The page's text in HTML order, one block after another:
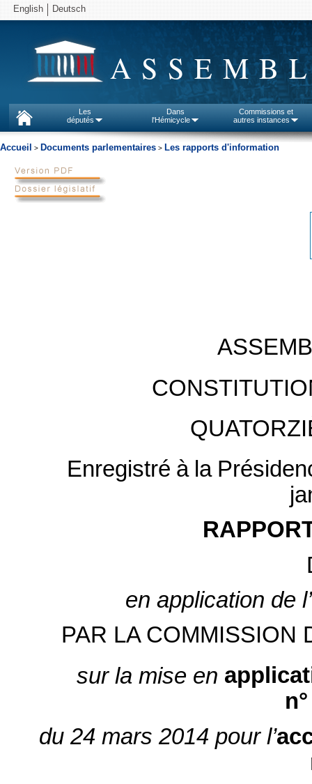
English Deutsch
Les
députés
Dans
l'Hémicycle
Commissions et
autres instances
Accueil > Documents parlementaires > Les rapports d'information
Enregistré à la
en application de
PAR LA COMMISSION
sur la mise en
du 24 mars 2014 pour l’